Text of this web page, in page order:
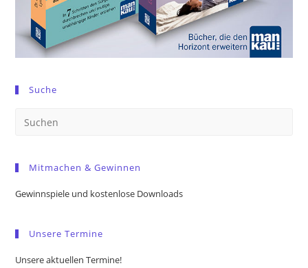
Suche
Mitmachen & Gewinnen
Gewinnspiele und kostenlose Downloads
Unsere Termine
Unsere aktuellen Termine!